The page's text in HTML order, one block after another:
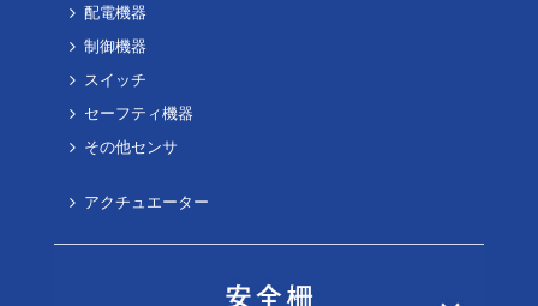
配電機器
制御機器
スイッチ
セーフティ機器
その他センサ
アクチュエーター